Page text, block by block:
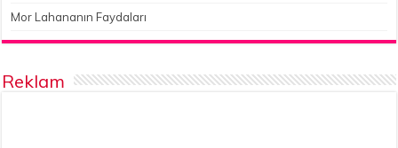
Mor Lahananın Faydaları
Reklam